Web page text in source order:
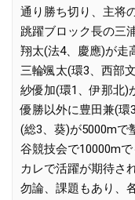
通り勝ち切り、主将
跳躍ブロック長の三
翔太(法4、慶應)が走
三輪颯太(環3、西部
紗優加(環1、伊那北)
優勝以外に豊田兼(環
(総3、葵)が5000mで
谷競技会で10000m
カレで活躍が期待さ
勿論、課題もあり、